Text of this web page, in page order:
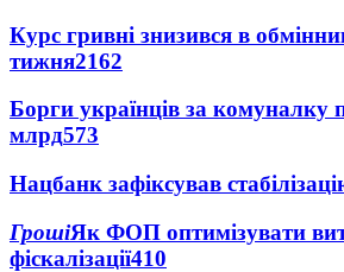
Курс гривні знизився в
тижня2162
Борги українців за комуналку
млрд573
Нацбанк зафіксував
ГрошіЯк ФОП оптимізувати
фіскалізації410